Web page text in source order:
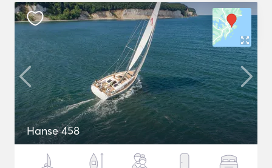
Hanse 458